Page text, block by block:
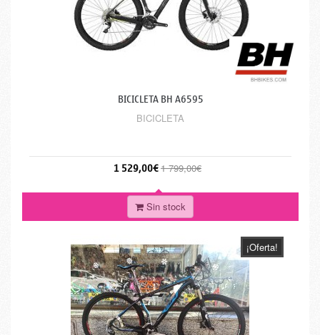
BICICLETA BH A6595
BICICLETA
1 529,00€1 799,00€
Sin stock
¡Oferta!